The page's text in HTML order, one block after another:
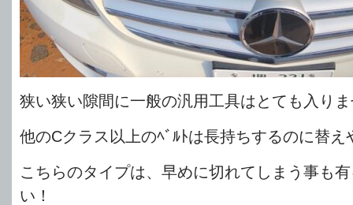
狭い狭い隙間に一般の汎用工具はとても入り
他のCクラス以上のﾍﾞﾙﾄは長持ちするのに替え
こちらのタイプは、早めに切れてしまう事も
い！